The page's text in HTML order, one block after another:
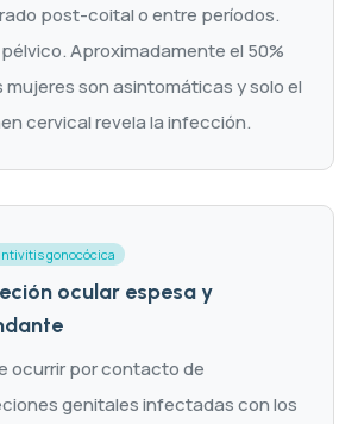
post-coital o entre períodos.
Aproximadamente el 50%
mujeres son asintomáticas y solo el
cervical revela la infección.
gonocócica
ocular espesa y
ocurrir por contacto de
genitales infectadas con los